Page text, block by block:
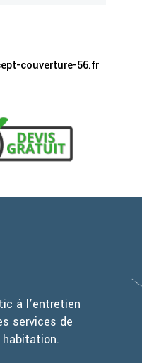
couverture-56.fr
à l’entretien
services de